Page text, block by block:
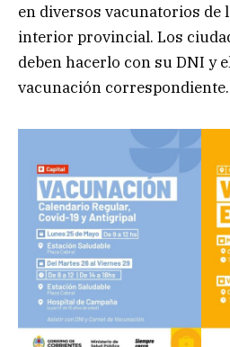
en diversos vacunatorios de
interior provincial. Los
deben hacerlo con su DNI y
vacunación correspondiente.